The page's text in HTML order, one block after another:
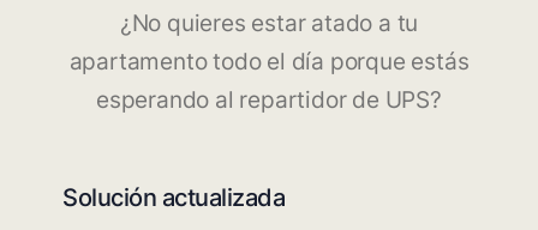
¿No quieres estar atado a tu
apartamento todo el día porque estás
esperando al repartidor de UPS?
Solución actualizada